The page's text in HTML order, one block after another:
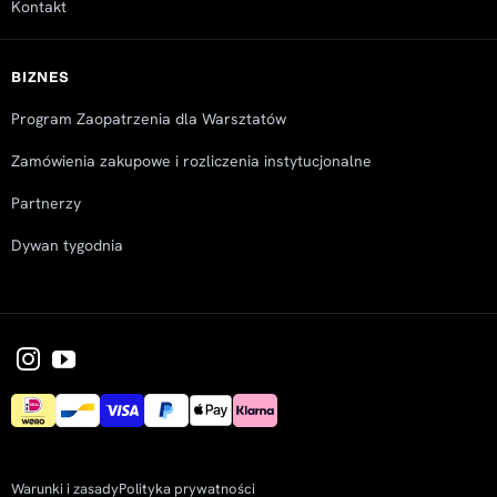
Kontakt
BIZNES
Program Zaopatrzenia dla Warsztatów
Zamówienia zakupowe i rozliczenia instytucjonalne
Partnerzy
Dywan tygodnia
Warunki i zasadyPolityka prywatności